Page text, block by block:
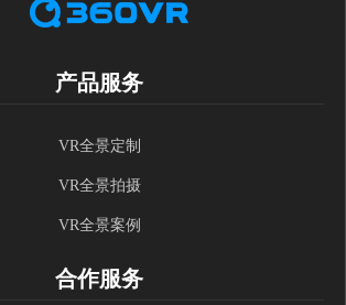
产品服务
VR全景定制
VR全景拍摄
VR全景案例
合作服务